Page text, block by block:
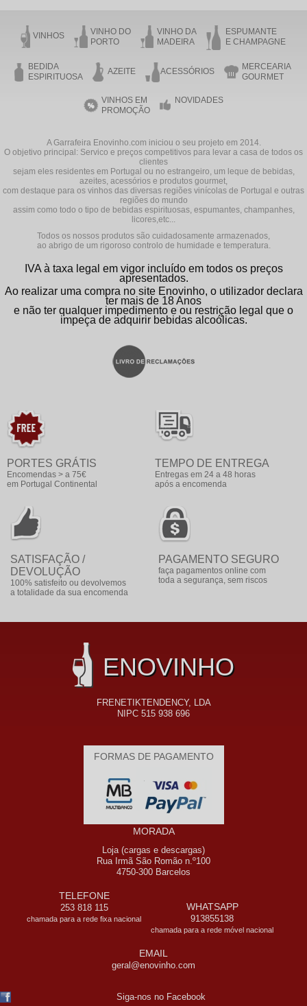
VINHOS
VINHO DO
PORTO
VINHO DA
MADEIRA
ESPUMANTE
E CHAMPAGNE
BEDIDA
ESPIRITUOSA
AZEITE ACESSÓRIOS
MERCEARIA
GOURMET
VINHOS EM
PROMOÇÃO
NOVIDADES
A Garrafeira Enovinho.com iniciou o seu projeto em 2014.
O objetivo principal: Servico e preços competitivos para levar a casa de todos os
clientes
sejam eles residentes em Portugal ou no estrangeiro, um leque de bebidas,
azeites, acessórios e produtos gourmet,
com destaque para os vinhos das diversas regiões vinícolas de Portugal e outras
regiões do mundo
assim como todo o tipo de bebidas espirituosas, espumantes, champanhes,
licores,etc...
Todos os nossos produtos são cuidadosamente armazenados,
ao abrigo de um rigoroso controlo de humidade e temperatura.
IVA à taxa legal em vigor incluído em todos os preços
apresentados.
Ao realizar uma compra no site Enovinho, o utilizador declara
ter mais de 18 Anos
e não ter qualquer impedimento e ou restrição legal que o
impeça de adquirir bebidas alcoólicas.
PORTES GRÁTIS
Encomendas > a 75€
em Portugal Continental
TEMPO DE ENTREGA
Entregas em 24 a 48 horas
após a encomenda
SATISFAÇÃO /
DEVOLUÇÃO
100% satisfeito ou devolvemos
a totalidade da sua encomenda
PAGAMENTO SEGURO
faça pagamentos online com
toda a segurança, sem riscos
ENOVINHO
FRENETIKTENDENCY, LDA
NIPC 515 938 696
FORMAS DE PAGAMENTO
MORADA
Loja (cargas e descargas)
Rua Irmã São Romão n.º100
4750-300 Barcelos
TELEFONE
253 818 115
chamada para a rede fixa nacional
WHATSAPP
913855138
chamada para a rede móvel nacional
EMAIL
geral@enovinho.com
Siga-nos no Facebook